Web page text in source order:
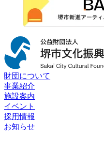
財団について
事業紹介
施設案内
イベント
採用情報
お知らせ